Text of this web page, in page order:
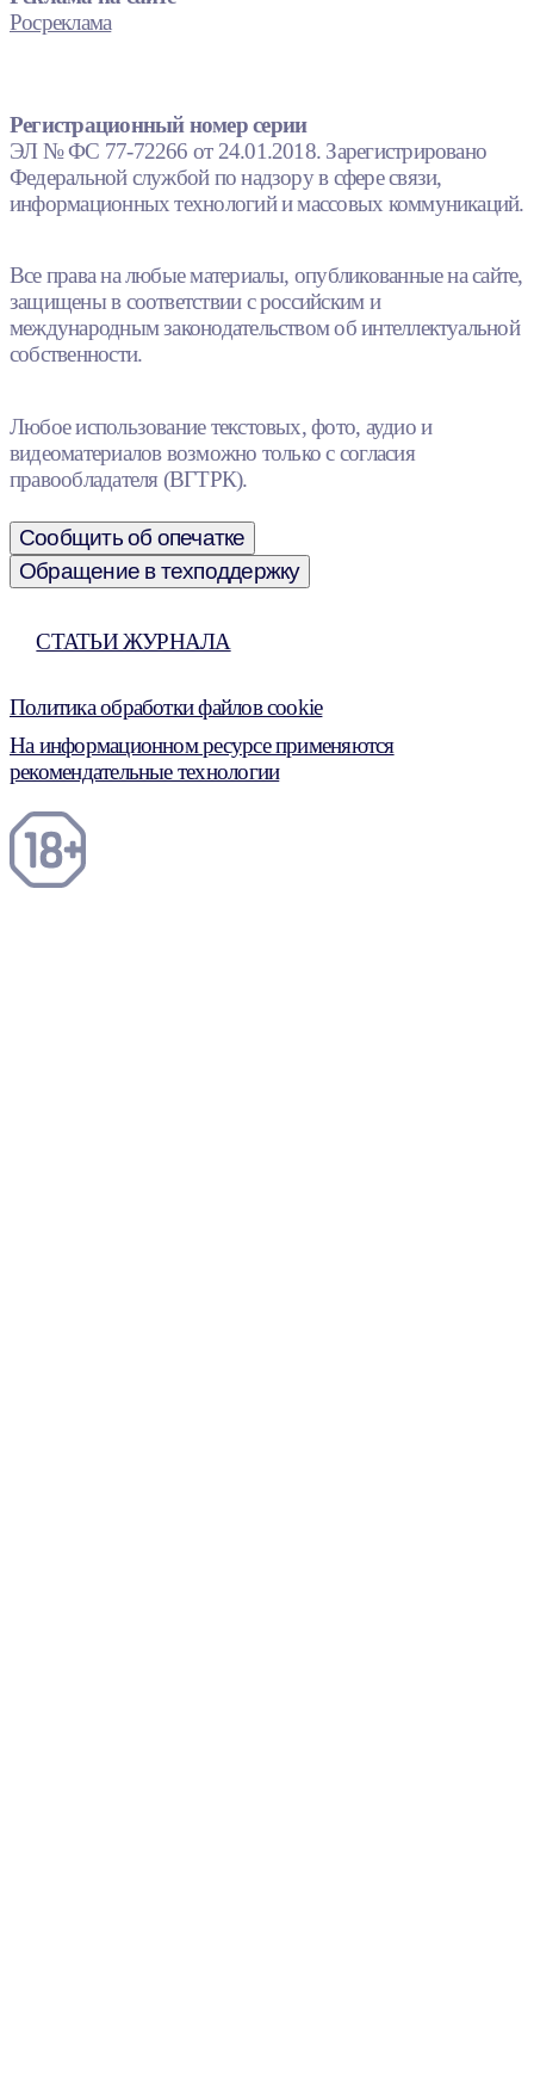
Росреклама
Регистрационный номер серии
ЭЛ № ФС 77-72266 от 24.01.2018. Зарегистрировано
Федеральной службой по надзору в сфере связи,
информационных технологий и массовых коммуникаций.
Все права на любые материалы, опубликованные на сайте,
защищены в соответствии с российским и
международным законодательством об интеллектуальной
собственности.
Любое использование текстовых, фото, аудио и
видеоматериалов возможно только с согласия
правообладателя (ВГТРК).
Сообщить об опечатке
Обращение в техподдержку
СТАТЬИ ЖУРНАЛА
Политика обработки файлов cookie
На информационном ресурсе применяются
рекомендательные технологии